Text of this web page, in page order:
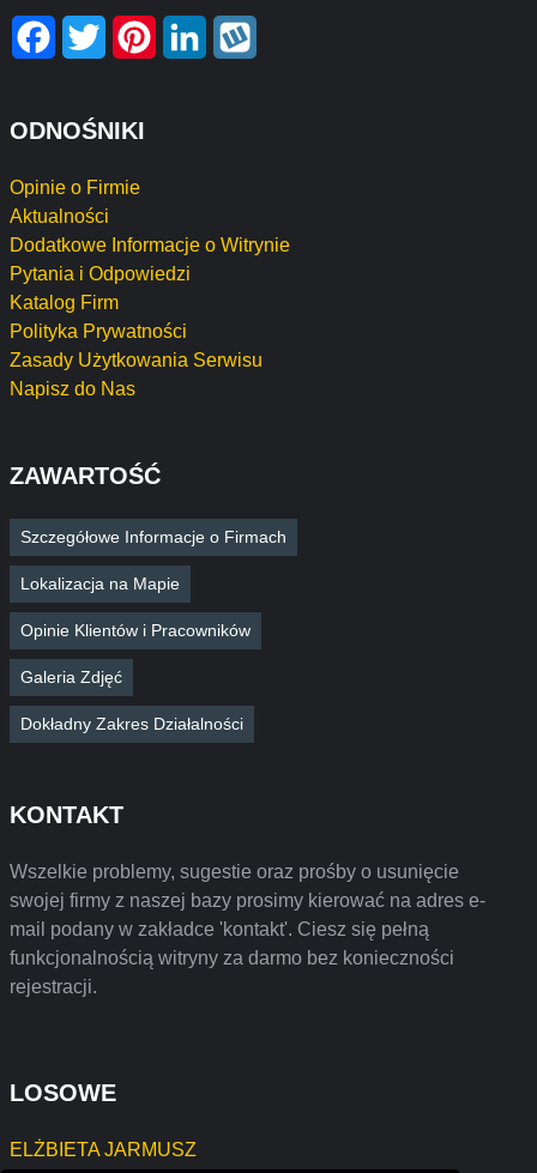
Facebook
Twitter PinterestLinkedIn
ODNOŚNIKI
Opinie o Firmie
Aktualności
Dodatkowe Informacje o Witrynie
Pytania i Odpowiedzi
Katalog Firm
Polityka Prywatności
Zasady Użytkowania Serwisu
Napisz do Nas
ZAWARTOŚĆ
Szczegółowe Informacje o Firmach
Lokalizacja na Mapie
Opinie Klientów i Pracowników
Galeria Zdjęć
Dokładny Zakres Działalności
KONTAKT
Wszelkie problemy, sugestie oraz prośby o usunięcie
swojej firmy z naszej bazy prosimy kierować na adres e-
mail podany w zakładce 'kontakt'. Ciesz się pełną
funkcjonalnością witryny za darmo bez konieczności
rejestracji.
LOSOWE
ELŻBIETA JARMUSZ